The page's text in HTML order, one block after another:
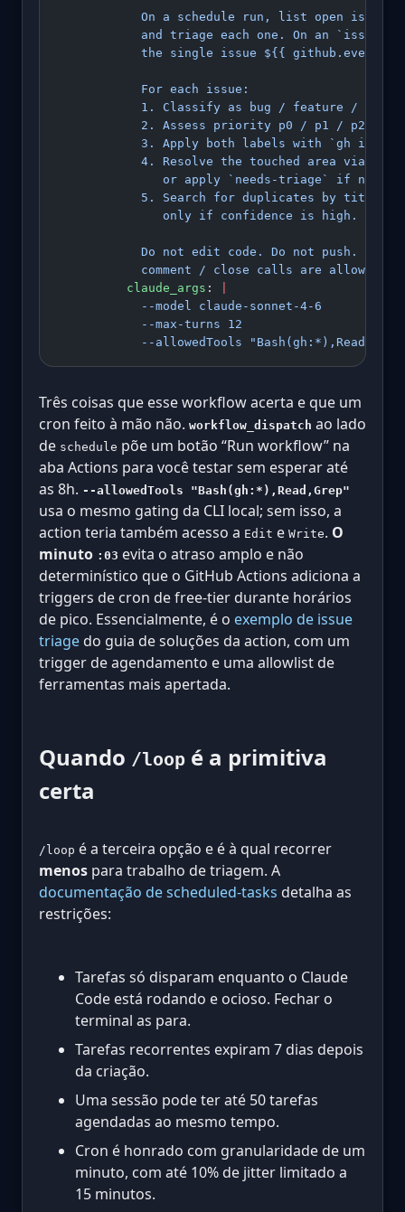
On a schedule run, list open issues
and triage each one. On an
the single issue ${{
            For each issue:
1. Classify as bug / feature / docs
2. Assess priority p0 / p1 / p2 /
3. Apply both labels with `gh issue
4. Resolve the touched area via
or apply `needs-triage` if no
5. Search for duplicates by title
               only if confidence is high.
Do not edit code. Do not push. Only
            comment / close calls are allowed.
          claude_args
:
            --model claude-sonnet-4-6
            --max-turns 12
--allowedTools
Três coisas que esse workflow acerta e que um
cron feito à mão não. workflow_dispatch ao lado
de schedule põe um botão “Run workflow” na
aba Actions para você testar sem esperar até
as 8h. --allowedTools "Bash(gh:*),Read,Grep"
usa o mesmo gating da CLI local; sem isso, a
action teria também acesso a Edit e Write. O
minuto :03 evita o atraso amplo e não
determinístico que o GitHub Actions adiciona a
triggers de cron de free-tier durante horários
de pico. Essencialmente, é o exemplo de issue
triage do guia de soluções da action, com um
trigger de agendamento e uma allowlist de
ferramentas mais apertada.
Quando /loop é a primitiva
certa
/loop é a terceira opção e é à qual recorrer
menos para trabalho de triagem. A
documentação de scheduled-tasks detalha as
restrições:
Tarefas só disparam enquanto o Claude
Code está rodando e ocioso. Fechar o
terminal as para.
Tarefas recorrentes expiram 7 dias depois
da criação.
Uma sessão pode ter até 50 tarefas
agendadas ao mesmo tempo.
Cron é honrado com granularidade de um
minuto, com até 10% de jitter limitado a
15 minutos.